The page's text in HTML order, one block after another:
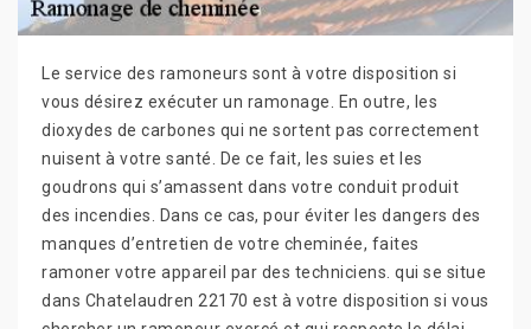
Le service des ramoneurs sont à votre disposition si
vous désirez exécuter un ramonage. En outre, les
dioxydes de carbones qui ne sortent pas correctement
nuisent à votre santé. De ce fait, les suies et les
goudrons qui s’amassent dans votre conduit produit
des incendies. Dans ce cas, pour éviter les dangers des
manques d’entretien de votre cheminée, faites
ramoner votre appareil par des techniciens. qui se situe
dans Chatelaudren 22170 est à votre disposition si vous